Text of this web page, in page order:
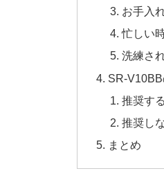
お手入
忙しい
洗練さ
SR-
推奨す
推奨し
まとめ